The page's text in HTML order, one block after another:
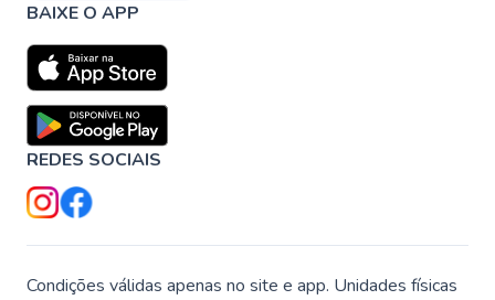
BAIXE O APP
REDES SOCIAIS
Condições válidas apenas no site e app. Unidades físicas